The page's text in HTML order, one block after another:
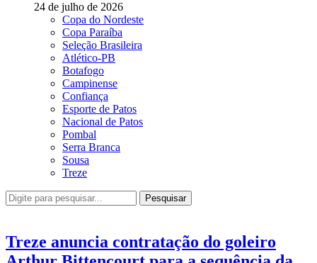
24 de julho de 2026
Copa do Nordeste
Copa Paraíba
Seleção Brasileira
Atlético-PB
Botafogo
Campinense
Confiança
Esporte de Patos
Nacional de Patos
Pombal
Serra Branca
Sousa
Treze
Pesquisar
Treze anuncia contratação do goleiro